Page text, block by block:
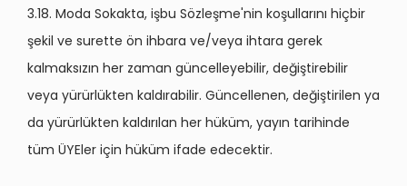
3.18. Moda Sokakta, işbu Sözleşme'nin koşullarını hiçbir
şekil ve surette ön ihbara ve/veya ihtara gerek
kalmaksızın her zaman güncelleyebilir, değiştirebilir
veya yürürlükten kaldırabilir. Güncellenen, değiştirilen ya
da yürürlükten kaldırılan her hüküm, yayın tarihinde
tüm ÜYEler için hüküm ifade edecektir.